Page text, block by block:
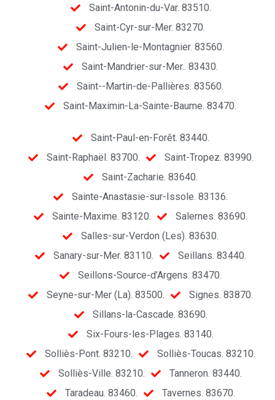
Saint-Antonin-du-Var. 83510.
Saint-Cyr-sur-Mer. 83270.
Saint-Julien-le-Montagnier. 83560.
Saint-Mandrier-sur-Mer.. 83430.
Saint--Martin-de-Pallières. 83560.
Saint-Maximin-La-Sainte-Baume. 83470.
Saint-Paul-en-Forêt. 83440.
Saint-Raphaël. 83700.
Saint-Tropez. 83990.
Saint-Zacharie. 83640.
Sainte-Anastasie-sur-Issole. 83136.
Sainte-Maxime. 83120.
Salernes. 83690.
Salles-sur-Verdon (Les). 83630.
Sanary-sur-Mer. 83110.
Seillans. 83440.
Seillons-Source-d’Argens. 83470.
Seyne-sur-Mer (La). 83500.
Signes. 83870.
Sillans-la-Cascade. 83690.
Six-Fours-les-Plages. 83140.
Solliès-Pont. 83210.
Solliès-Toucas. 83210.
Solliès-Ville. 83210.
Tanneron. 83440.
Taradeau. 83460.
Tavernes. 83670.